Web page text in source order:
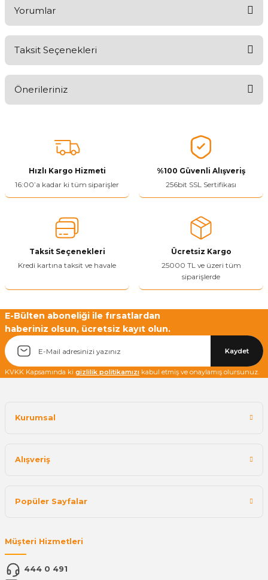
Yorumlar
Taksit Seçenekleri
Önerileriniz
tarafımıza iletebilirsiniz.
Görüş ve önerileriniz için teşekkür ederiz.
Ürün resmi kalitesiz, bozuk veya görüntülenemiyor.
Ürün bilgilerinde hatalar bulunuyor.
Ürün fiyatı diğer sitelerden daha pahalı.
Bu ürüne benzer farklı alternatifler olmalı.
Yetkiliye Gönder
Hızlı Kargo Hizmeti
16:00’a kadar ki tüm siparişler
%100 Güvenli Alışveriş
256bit SSL Sertifikası
Taksit Seçenekleri
Kredi kartına taksit ve havale
Ücretsiz Kargo
25000 TL ve üzeri tüm
siparişlerde
E-Bülten aboneliği ile fırsatlardan
haberiniz olsun, ücretsiz kayıt olun.
Kaydet
KVKK Kapsamında ki gizlilik politikamızı kabul etmiş ve onaylamış olursunuz.
Kurumsal
Alışveriş
Popüler Sayfalar
Müşteri Hizmetleri
444 0 491